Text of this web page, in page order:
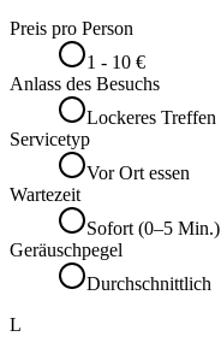
Preis pro Person
1 - 10 €
Anlass des Besuchs
Lockeres Treffen
Servicetyp
Vor Ort essen
Wartezeit
Sofort (0–5 Min.)
Geräuschpegel
Durchschnittlich
L